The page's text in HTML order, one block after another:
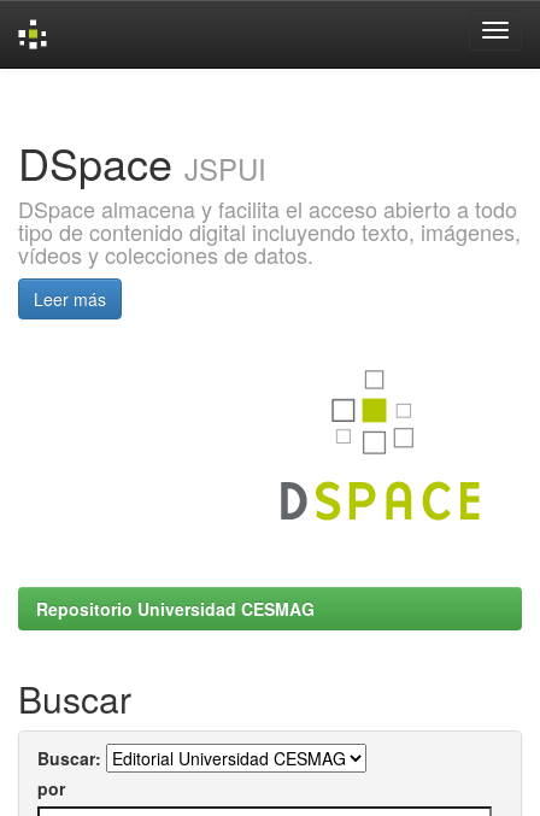
DSpace JSPUI
DSpace almacena y facilita el acceso abierto a todo
tipo de contenido digital incluyendo texto, imágenes,
vídeos y colecciones de datos.
Leer más
Repositorio Universidad CESMAG
Buscar
Buscar:
por